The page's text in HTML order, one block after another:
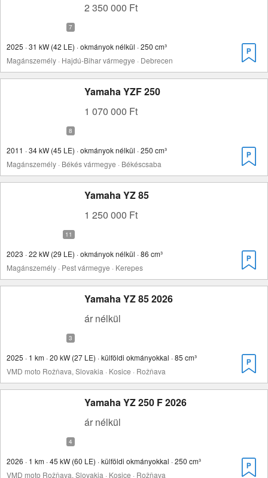
2 350 000 Ft
2025 · 31 kW (42 LE) · okmányok nélkül · 250 cm³
Magánszemély · Hajdú-Bihar vármegye · Debrecen
Yamaha YZF 250
1 070 000 Ft
2011 · 34 kW (45 LE) · okmányok nélkül · 250 cm³
Magánszemély · Békés vármegye · Békéscsaba
Yamaha YZ 85
1 250 000 Ft
2023 · 22 kW (29 LE) · okmányok nélkül · 86 cm³
Magánszemély · Pest vármegye · Kerepes
Yamaha YZ 85 2026
ár nélkül
2025 · 1 km · 20 kW (27 LE) · külföldi okmányokkal · 85 cm³
VMD moto Rožňava, Slovakia · Kosice · Rožňava
Yamaha YZ 250 F 2026
ár nélkül
2026 · 1 km · 45 kW (60 LE) · külföldi okmányokkal · 250 cm³
VMD moto Rožňava, Slovakia · Kosice · Rožňava